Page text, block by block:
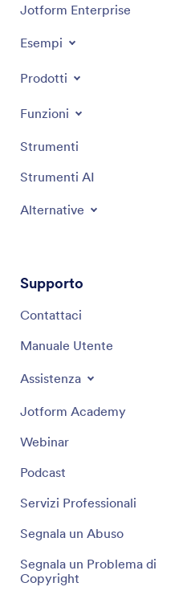
Jotform Enterprise
Esempi
Prodotti
Funzioni
Strumenti
Strumenti AI
Alternative
Supporto
Contattaci
Manuale Utente
Assistenza
Jotform Academy
Webinar
Podcast
Servizi Professionali
Segnala un Abuso
Segnala un Problema di
Copyright